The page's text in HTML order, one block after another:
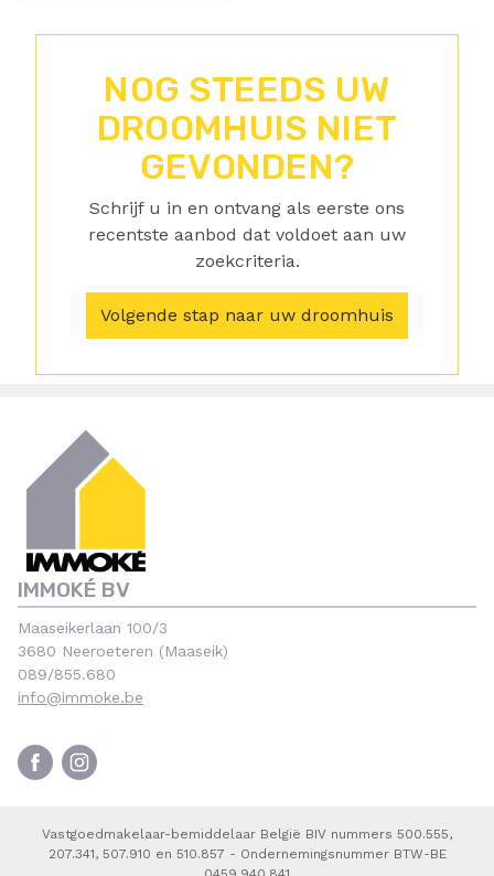
NOG STEEDS UW
DROOMHUIS NIET
GEVONDEN?
Schrijf u in en ontvang als eerste ons
recentste aanbod dat voldoet aan uw
zoekcriteria.
Volgende stap naar uw droomhuis
IMMOKÉ BV
Maaseikerlaan 100/3
3680 Neeroeteren (Maaseik)
089/855.680
info@immoke.be
Vastgoedmakelaar-bemiddelaar België BIV nummers 500.555,
207.341, 507.910 en 510.857 - Ondernemingsnummer BTW-BE